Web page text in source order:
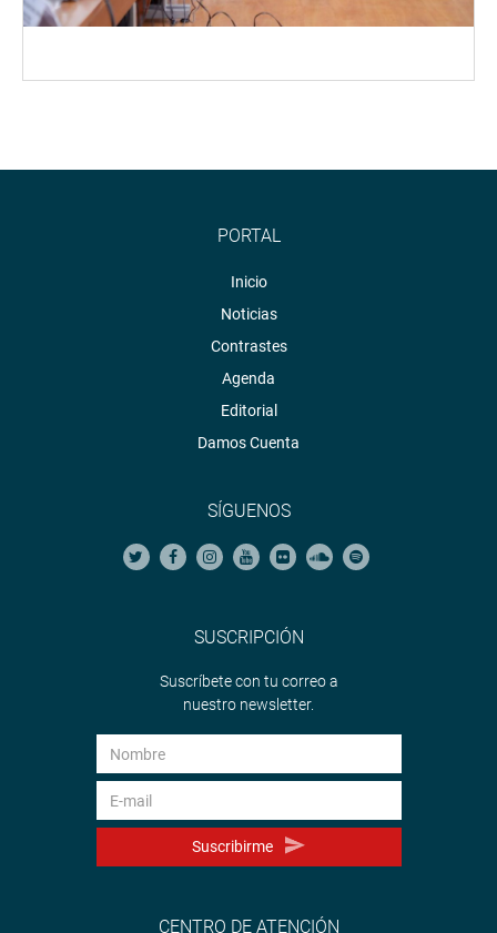
PORTAL
Inicio
Noticias
Contrastes
Agenda
Editorial
Damos Cuenta
SÍGUENOS
SUSCRIPCIÓN
Suscríbete con tu correo a
nuestro newsletter.
Suscribirme
CENTRO DE ATENCIÓN